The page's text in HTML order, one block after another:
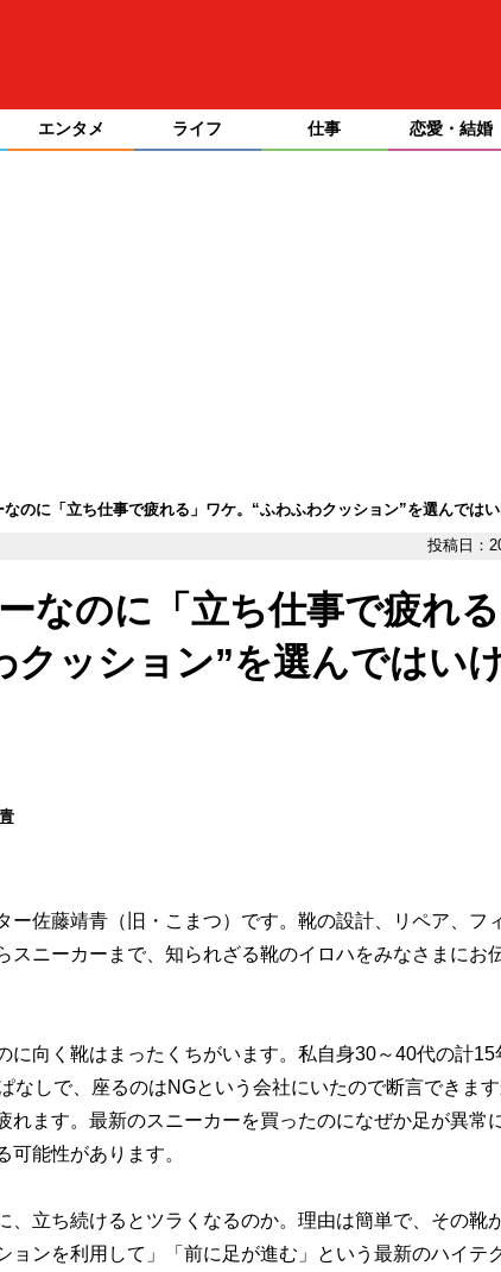
エンタメ ライフ 仕事 恋愛・結婚
のに「立ち仕事で疲れる」ワケ。“ふわふわクッション”を選んでは
投稿日：
なのに「立ち仕事で疲れ
クッション”を選んではい
ー佐藤靖青（旧・こまつ）です。靴の設計、リペア、フ
スニーカーまで、知られざる靴のイロハをみなさまにお
に向く靴はまったくちがいます。私自身30～40代の計
なしで、座るのはNGという会社にいたので断言できま
れます。最新のスニーカーを買ったのになぜか足が異常
可能性があります。
、立ち続けるとツラくなるのか。理由は簡単で、その靴
ョンを利用して」「前に足が進む」という最新のハイテ